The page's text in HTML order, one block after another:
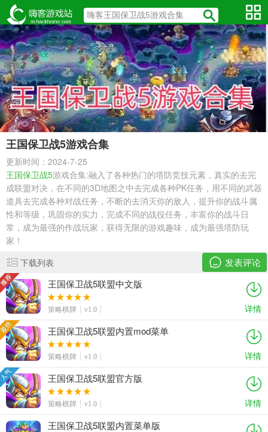
王国保卫战5游戏合集
更新时间：2024-7-25
王国保卫战5游戏合集:融入了各种热门的塔防竞技元素，真实的去完
成联盟对决，在不同的3D地图之中去完成各种PK任务，用不同的武器
道具去完成各种对战任务，不断的去消灭你的敌人，提升你的战斗属
性和等级，巩固你的实力，完成不同的战役任务，丰富你的战斗日
常，成为最强的作战玩家，获得无限的游戏趣味，成为最强塔防玩
家！
下载列表
发表评论
王国保卫战5联盟中文版
策略棋牌 v1.0 详情
王国保卫战5联盟内置mod菜单
策略棋牌 v1.0 详情
王国保卫战5联盟官方版
策略棋牌 v1.0 详情
王国保卫战5联盟内置菜单版